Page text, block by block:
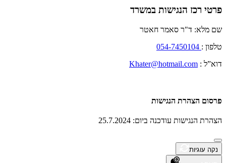
פרטי רכז הנגישות במשרד
שם מלא: ד"ר סאמר חאטר
טלפון :
דוא”ל : Khater@hotmail.com
פרסום הצהרת הנגישות
הצהרת הנגישות עודכנה ביום: 25.7.2024
נקה עוגיות